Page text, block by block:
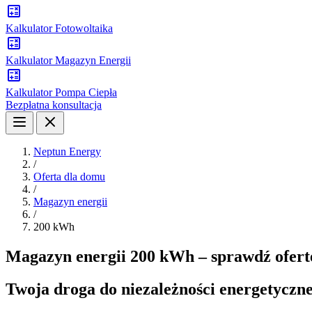
Kalkulator Fotowoltaika
Kalkulator Magazyn Energii
Kalkulator Pompa Ciepła
Bezpłatna konsultacja
Neptun Energy
/
Oferta dla domu
/
Magazyn energii
/
200 kWh
Magazyn energii 200 kWh – sprawdź
Twoja droga do niezależności